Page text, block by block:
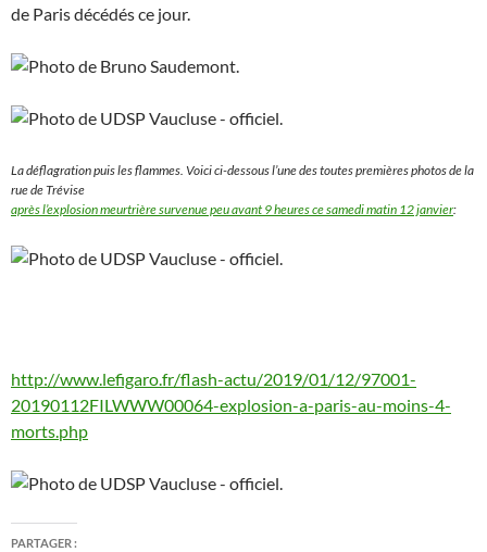
de Paris décédés ce jour.
La déflagration puis les flammes. Voici ci-dessous l’une des toutes premières photos de la
rue de Trévise
après l’explosion meurtrière survenue peu avant 9 heures ce samedi matin 12 janvier:
http://www.lefigaro.fr/flash-actu/2019/01/12/97001-
20190112FILWWW00064-explosion-a-paris-au-moins-4-
morts.php
PARTAGER :